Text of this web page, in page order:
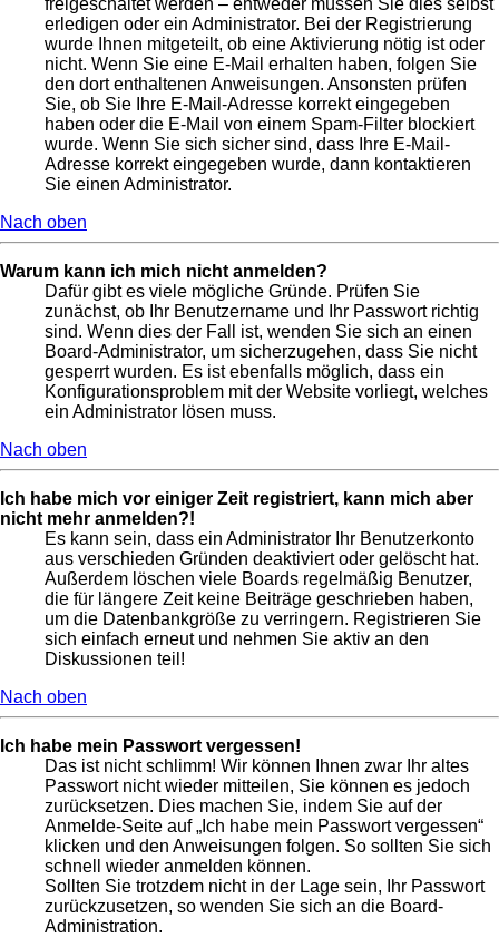
freigeschaltet werden – entweder müssen Sie dies selbst
erledigen oder ein Administrator. Bei der Registrierung
wurde Ihnen mitgeteilt, ob eine Aktivierung nötig ist oder
nicht. Wenn Sie eine E-Mail erhalten haben, folgen Sie
den dort enthaltenen Anweisungen. Ansonsten prüfen
Sie, ob Sie Ihre E-Mail-Adresse korrekt eingegeben
haben oder die E-Mail von einem Spam-Filter blockiert
wurde. Wenn Sie sich sicher sind, dass Ihre E-Mail-
Adresse korrekt eingegeben wurde, dann kontaktieren
Sie einen Administrator.
Nach oben
Warum kann ich mich nicht anmelden?
Dafür gibt es viele mögliche Gründe. Prüfen Sie
zunächst, ob Ihr Benutzername und Ihr Passwort richtig
sind. Wenn dies der Fall ist, wenden Sie sich an einen
Board-Administrator, um sicherzugehen, dass Sie nicht
gesperrt wurden. Es ist ebenfalls möglich, dass ein
Konfigurationsproblem mit der Website vorliegt, welches
ein Administrator lösen muss.
Nach oben
Ich habe mich vor einiger Zeit registriert, kann mich aber
nicht mehr anmelden?!
Es kann sein, dass ein Administrator Ihr Benutzerkonto
aus verschieden Gründen deaktiviert oder gelöscht hat.
Außerdem löschen viele Boards regelmäßig Benutzer,
die für längere Zeit keine Beiträge geschrieben haben,
um die Datenbankgröße zu verringern. Registrieren Sie
sich einfach erneut und nehmen Sie aktiv an den
Diskussionen teil!
Nach oben
Ich habe mein Passwort vergessen!
Das ist nicht schlimm! Wir können Ihnen zwar Ihr altes
Passwort nicht wieder mitteilen, Sie können es jedoch
zurücksetzen. Dies machen Sie, indem Sie auf der
Anmelde-Seite auf „Ich habe mein Passwort vergessen“
klicken und den Anweisungen folgen. So sollten Sie sich
schnell wieder anmelden können.
Sollten Sie trotzdem nicht in der Lage sein, Ihr Passwort
zurückzusetzen, so wenden Sie sich an die Board-
Administration.